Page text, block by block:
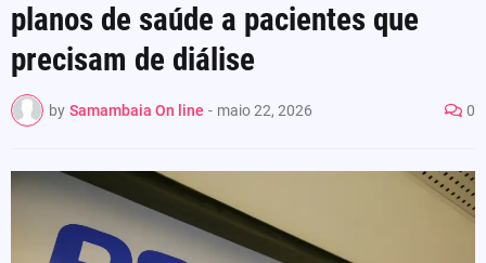
planos de saúde a pacientes que
precisam de diálise
by Samambaia On line - maio 22, 2026 0